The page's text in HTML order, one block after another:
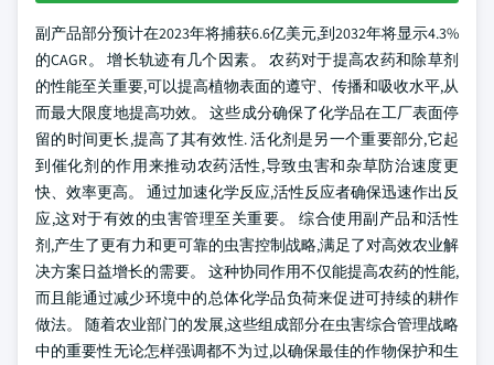
副产品部分预计在2023年将捕获6.6亿美元,到2032年将显示4.3%
的CAGR。 增长轨迹有几个因素。 农药对于提高农药和除草剂
的性能至关重要,可以提高植物表面的遵守、传播和吸收水平,从
而最大限度地提高功效。 这些成分确保了化学品在工厂表面停
留的时间更长,提高了其有效性. 活化剂是另一个重要部分,它起
到催化剂的作用来推动农药活性,导致虫害和杂草防治速度更
快、效率更高。 通过加速化学反应,活性反应者确保迅速作出反
应,这对于有效的虫害管理至关重要。 综合使用副产品和活性
剂,产生了更有力和更可靠的虫害控制战略,满足了对高效农业解
决方案日益增长的需要。 这种协同作用不仅能提高农药的性能,
而且能通过减少环境中的总体化学品负荷来促进可持续的耕作
做法。 随着农业部门的发展,这些组成部分在虫害综合管理战略
中的重要性无论怎样强调都不为过,以确保最佳的作物保护和生